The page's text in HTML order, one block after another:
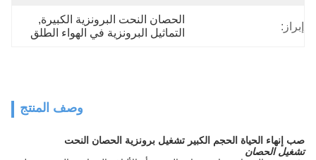
إبراز:
الحصان النحت البرونزية الكبيرة,
التماثيل البرونزية في الهواء الطلق
وصف المنتج
صب إنهاء الحياة الحجم الكبير تشغيل برونزية الحصان النحت
تشغيل الحصان